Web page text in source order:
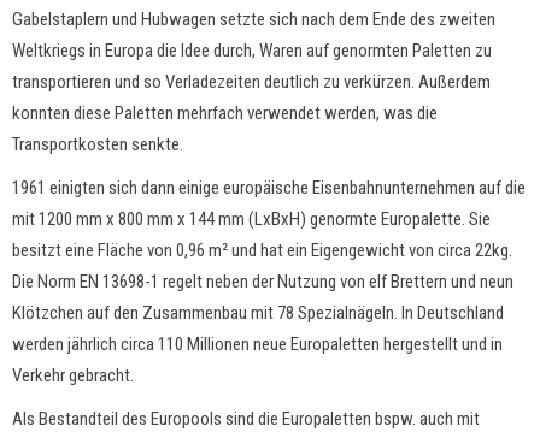
Gabelstaplern und Hubwagen setzte sich nach dem Ende des zweiten
Weltkriegs in Europa die Idee durch, Waren auf genormten Paletten zu
transportieren und so Verladezeiten deutlich zu verkürzen. Außerdem
konnten diese Paletten mehrfach verwendet werden, was die
Transportkosten senkte.
1961 einigten sich dann einige europäische Eisenbahnunternehmen auf die
mit 1200 mm x 800 mm x 144 mm (LxBxH) genormte Europalette. Sie
besitzt eine Fläche von 0,96 m² und hat ein Eigengewicht von circa 22kg.
Die Norm EN 13698-1 regelt neben der Nutzung von elf Brettern und neun
Klötzchen auf den Zusammenbau mit 78 Spezialnägeln. In Deutschland
werden jährlich circa 110 Millionen neue Europaletten hergestellt und in
Verkehr gebracht.
Als Bestandteil des Europools sind die Europaletten bspw. auch mit